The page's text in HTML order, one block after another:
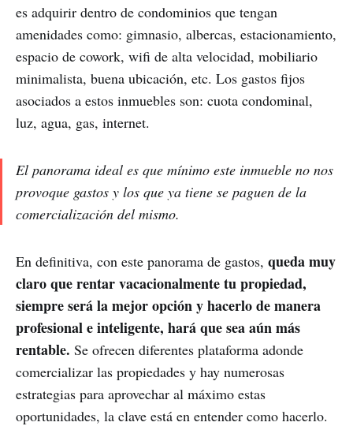
es adquirir dentro de condominios que tengan
amenidades como: gimnasio, albercas, estacionamiento,
espacio de cowork, wifi de alta velocidad, mobiliario
minimalista, buena ubicación, etc. Los gastos fijos
asociados a estos inmuebles son: cuota condominal,
luz, agua, gas, internet.
El panorama ideal es que mínimo este inmueble no nos
provoque gastos y los que ya tiene se paguen de la
comercialización del mismo.
En definitiva, con este panorama de gastos, queda muy
claro que rentar vacacionalmente tu propiedad,
siempre será la mejor opción y hacerlo de manera
profesional e inteligente, hará que sea aún más
rentable. Se ofrecen diferentes plataforma adonde
comercializar las propiedades y hay numerosas
estrategias para aprovechar al máximo estas
oportunidades, la clave está en entender como hacerlo.